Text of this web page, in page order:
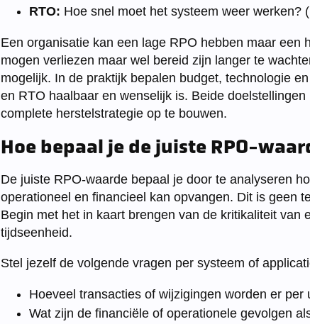
RTO: Hoe snel moet het systeem weer werken?
Een organisatie kan een lage RPO hebben maar een
mogen verliezen maar wel bereid zijn langer te
mogelijk. In de praktijk bepalen budget, technologie
en RTO haalbaar en wenselijk is. Beide
complete herstelstrategie op te bouwen.
Hoe bepaal je de juiste RPO-
De juiste RPO-waarde bepaal je door te analyseren
operationeel en financieel kan opvangen. Dit is geen
Begin met het in kaart brengen van de kritikaliteit van
tijdseenheid.
Stel jezelf de volgende vragen per systeem of
Hoeveel transacties of wijzigingen worden er per
Wat zijn de financiële of operationele gevolgen